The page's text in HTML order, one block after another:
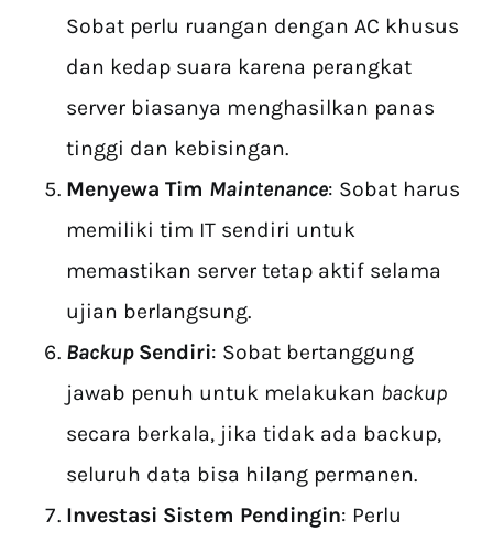
Sobat perlu ruangan dengan AC khusus
dan kedap suara karena perangkat
server biasanya menghasilkan panas
tinggi dan kebisingan.
Menyewa Tim Maintenance: Sobat harus
memiliki tim IT sendiri untuk
memastikan server tetap aktif selama
ujian berlangsung.
Backup Sendiri: Sobat bertanggung
jawab penuh untuk melakukan backup
secara berkala, jika tidak ada backup,
seluruh data bisa hilang permanen.
Investasi Sistem Pendingin: Perlu